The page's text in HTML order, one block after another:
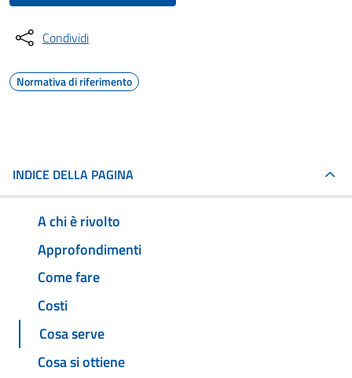
Condividi
Normativa di riferimento
INDICE DELLA PAGINA
A chi è rivolto
Approfondimenti
Come fare
Costi
Cosa serve
Cosa si ottiene